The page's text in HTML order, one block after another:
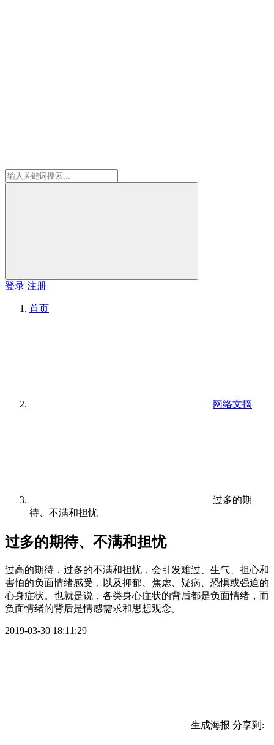
登录 注册
首页
网络文摘
过多的期
待、不满和担忧
过多的期待、不满和担忧
过高的期待，过多的不满和担忧，会引发难过、生气、担心和
害怕的负面情绪感受，以及抑郁、焦虑、疑病、恐惧或强迫的
心身症状。也就是说，各类身心症状的背后都是负面情绪，而
负面情绪的背后是情感需求和思想观念。
2019-03-30 18:11:29
生成海报 分享到: